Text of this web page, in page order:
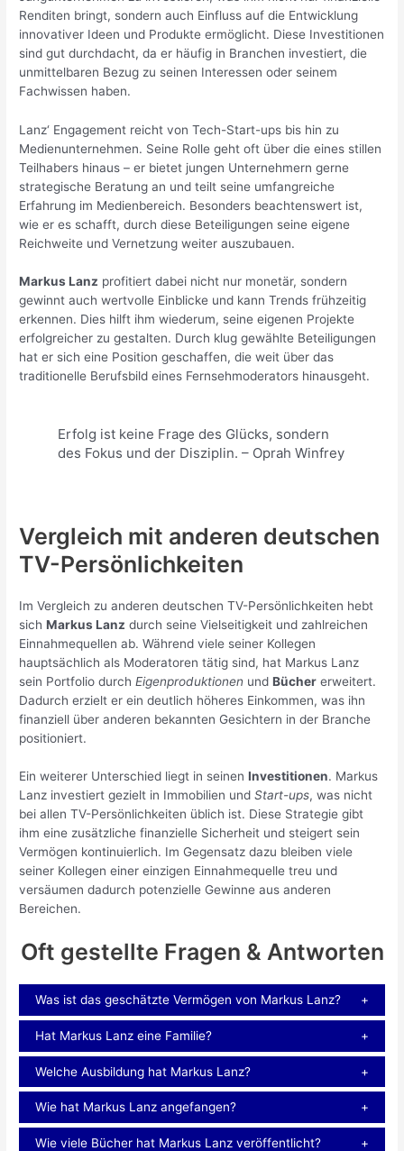
Renditen bringt, sondern auch Einfluss auf die Entwicklung
innovativer Ideen und Produkte ermöglicht. Diese Investitionen
sind gut durchdacht, da er häufig in Branchen investiert, die
unmittelbaren Bezug zu seinen Interessen oder seinem
Fachwissen haben.
Lanz‘ Engagement reicht von Tech-Start-ups bis hin zu
Medienunternehmen. Seine Rolle geht oft über die eines stillen
Teilhabers hinaus – er bietet jungen Unternehmern gerne
strategische Beratung an und teilt seine umfangreiche
Erfahrung im Medienbereich. Besonders beachtenswert ist,
wie er es schafft, durch diese Beteiligungen seine eigene
Reichweite und Vernetzung weiter auszubauen.
Markus Lanz profitiert dabei nicht nur monetär, sondern
gewinnt auch wertvolle Einblicke und kann Trends frühzeitig
erkennen. Dies hilft ihm wiederum, seine eigenen Projekte
erfolgreicher zu gestalten. Durch klug gewählte Beteiligungen
hat er sich eine Position geschaffen, die weit über das
traditionelle Berufsbild eines Fernsehmoderators hinausgeht.
Erfolg ist keine Frage des Glücks, sondern
des Fokus und der Disziplin. – Oprah Winfrey
Vergleich mit anderen deutschen
TV-Persönlichkeiten
Im Vergleich zu anderen deutschen TV-Persönlichkeiten hebt
sichMarkus Lanz durch seine Vielseitigkeit und zahlreichen
Einnahmequellen ab. Während viele seiner Kollegen
hauptsächlich als Moderatoren tätig sind, hat Markus Lanz
sein Portfolio durchEigenproduktionen undBücher erweitert.
Dadurch erzielt er ein deutlich höheres Einkommen, was ihn
finanziell über anderen bekannten Gesichtern in der Branche
positioniert.
Ein weiterer Unterschied liegt in seinenInvestitionen. Markus
Lanz investiert gezielt in Immobilien undStart-ups, was nicht
bei allen TV-Persönlichkeiten üblich ist. Diese Strategie gibt
ihm eine zusätzliche finanzielle Sicherheit und steigert sein
Vermögen kontinuierlich. Im Gegensatz dazu bleiben viele
seiner Kollegen einer einzigen Einnahmequelle treu und
versäumen dadurch potenzielle Gewinne aus anderen
Bereichen.
Oft gestellte Fragen & Antworten
Was ist das geschätzte Vermögen von Markus Lanz?
Hat Markus Lanz eine Familie?
Welche Ausbildung hat Markus Lanz?
Wie hat Markus Lanz angefangen?
Wie viele Bücher hat Markus Lanz veröffentlicht?